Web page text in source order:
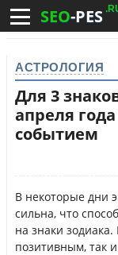
SEO-PES
АСТРОЛОГИЯ
Для 3
апреля
событием
В некоторые дни
сильна, что
на знаки
позитивным, так